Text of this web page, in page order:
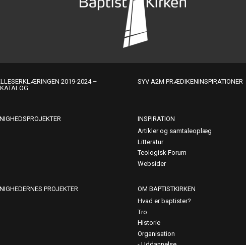
2019-2024 –
SYV A2M PRÆDIKENINSPIRATIONER
INSPIRATION
Artikler og samtaleoplæg
Litteratur
Teologisk Forum
Websider
PROJEKTER
OM BAPTISTKIRKEN
Hvad er baptister?
Tro
Historie
Organisation